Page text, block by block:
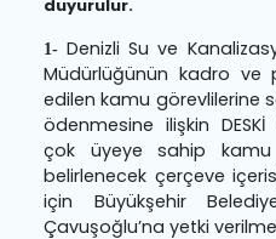
Mahallesi, Lise
meclis salonunda
duyurulur.
1- Denizli Su ve
Müdürlüğünün kadro
edilen kamu
ödenmesine ilişkin
çok üyeye sahip